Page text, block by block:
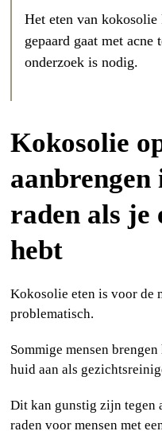
Het eten van
gepaard gaat met acne
onderzoek is nodig.
Kokosolie
aanbrengen
raden als je
hebt
Kokosolie eten is voor de
problematisch.
Sommige mensen
huid aan als
Dit kan gunstig zijn tegen
raden voor mensen met